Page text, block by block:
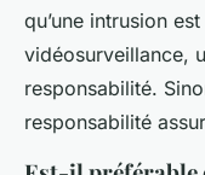
qu’une intrusion
vidéosurveillance,
responsabilité.
responsabilité